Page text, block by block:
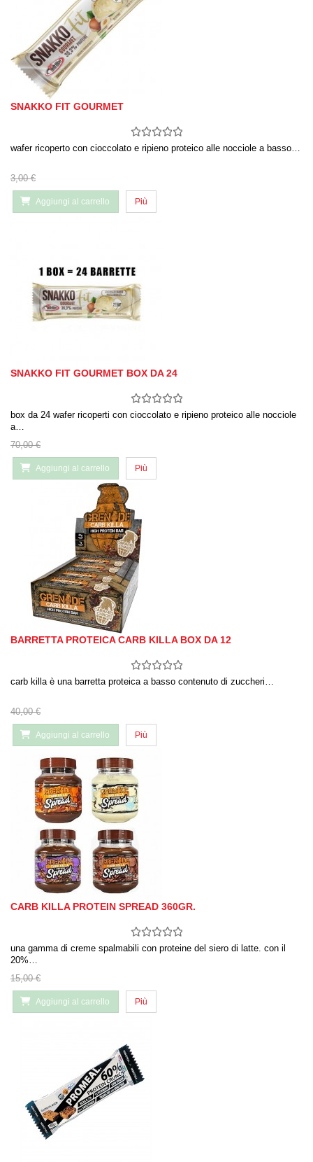
SNAKKO FIT GOURMET
wafer ricoperto con cioccolato e ripieno proteico alle nocciole a basso…
3,00 €
Aggiungi al carrello Più
SNAKKO FIT GOURMET BOX DA 24
box da 24 wafer ricoperti con cioccolato e ripieno proteico alle nocciole
a…
70,00 €
Aggiungi al carrello Più
BARRETTA PROTEICA CARB KILLA BOX DA 12
carb killa è una barretta proteica a basso contenuto di zuccheri…
40,00 €
Aggiungi al carrello Più
CARB KILLA PROTEIN SPREAD 360GR.
una gamma di creme spalmabili con proteine ​​del siero di latte. con il
20%…
15,00 €
Aggiungi al carrello Più